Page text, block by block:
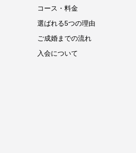
コース・料金
選ばれる5つの理由
ご成婚までの流れ
入会について